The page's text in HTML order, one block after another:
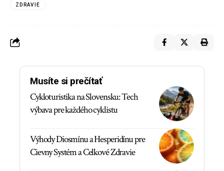
ZDRAVIE
Musíte si prečítať
Cykloturistika na Slovensku: Tech
výbava pre každého cyklistu
Výhody Diosmínu a Hesperidínu pre
Cievny Systém a Celkové Zdravie